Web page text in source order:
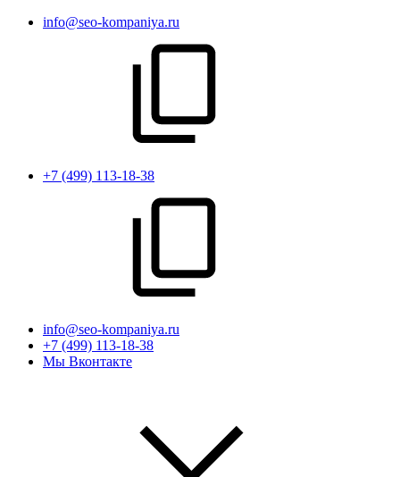
info@seo-kompaniya.ru
+7 (499) 113-18-38
info@seo-kompaniya.ru
+7 (499) 113-18-38
Мы Вконтакте